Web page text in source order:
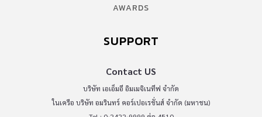
AWARDS
SUPPORT
Contact US
บริษัท เอเอ็มอี อิมเมจิเนทีฟ จำกัด
ในเครือ บริษัท อมรินทร์ คอร์เปอเรชั่นส์ จำกัด (มหาชน)